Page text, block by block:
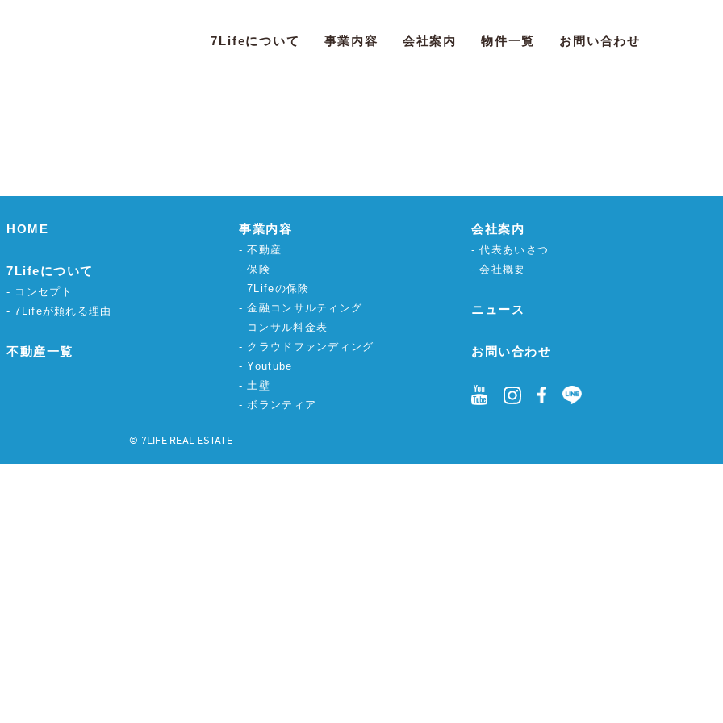
7Lifeについて 事業内容 会社案内 物件一覧 お問い合わせ
HOME
7Lifeについて
コンセプト
7Lifeが頼れる理由
不動産一覧
事業内容
不動産
保険
7Lifeの保険
金融コンサルティング
コンサル料金表
クラウドファンディング
Youtube
土壁
ボランティア
会社案内
代表あいさつ
会社概要
ニュース
お問い合わせ
©︎ 7LIFE REAL ESTATE